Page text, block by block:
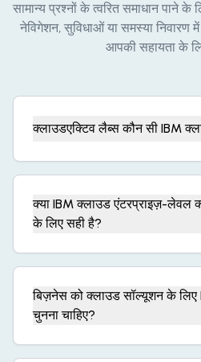
सामान्य प्रश्नों के त्वरित समाधान पाने
नेविगेशन, सुविधाओं या समस्या निवारण
आपकी सहायता के
क्लाउडएक्टिव लैब्स कौन सी IBM
क्या IBM क्लाउड एंटरप्राइज़-लेवल
के लिए सही है?
बिज़नेस को क्लाउड सॉल्यूशन के लिए
चुनना चाहिए?